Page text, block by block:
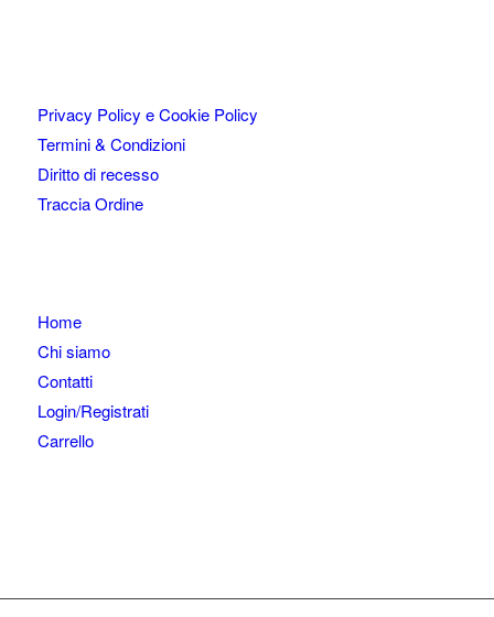
Privacy Policy e Cookie Policy
Termini & Condizioni
Diritto di recesso
Traccia Ordine
Home
Chi siamo
Contatti
Login/Registrati
Carrello